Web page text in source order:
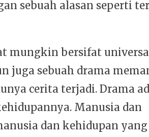
sebuah alasan seperti
mungkin bersifat
juga sebuah drama
cerita terjadi. Drama
Manusia dan
dan kehidupan yang